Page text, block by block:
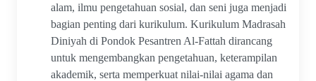
alam, ilmu pengetahuan sosial, dan seni juga menjadi
bagian penting dari kurikulum. Kurikulum Madrasah
Diniyah di Pondok Pesantren Al-Fattah dirancang
untuk mengembangkan pengetahuan, keterampilan
akademik, serta memperkuat nilai-nilai agama dan